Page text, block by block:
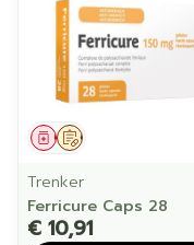
Op voorschrift
Geneesmiddel
Trenker
Ferricure Caps 28
€ 10,91